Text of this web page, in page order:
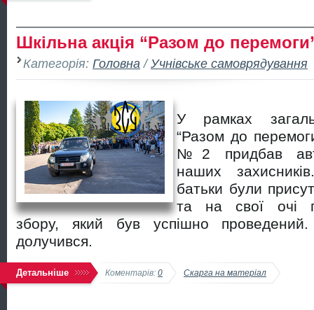
Шкільна акція “Разом до
Категорія: Головна /Учнівське самоврядування
У рамках
“Разом до
№2 придбав
наших
батьки були
та на свої очі
збору, який був успішно
долучився.
Детальніше Коментарів: 0 Скарга на матеріал